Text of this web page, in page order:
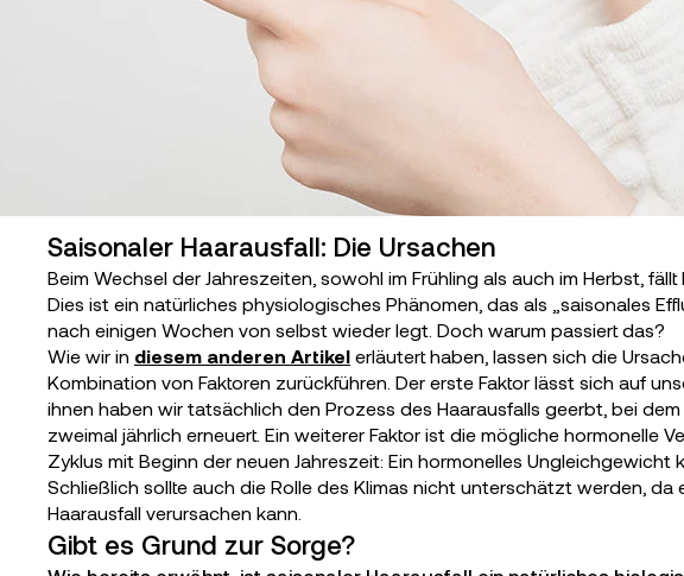
Saisonaler Haarausfall: Die Ursachen
Beim Wechsel der Jahreszeiten, sowohl im Frühling als auch im Herbst,
Dies ist ein natürliches physiologisches Phänomen, das als „saisonales
nach einigen Wochen von selbst wieder legt. Doch warum passiert das?
Wie wir in diesem anderen Artikel erläutert haben, lassen sich die
Kombination von Faktoren zurückführen. Der erste Faktor lässt sich auf
ihnen haben wir tatsächlich den Prozess des Haarausfalls geerbt, bei
zweimal jährlich erneuert. Ein weiterer Faktor ist die mögliche hormonelle
Zyklus mit Beginn der neuen Jahreszeit: Ein hormonelles Ungleichgewicht
Schließlich sollte auch die Rolle des Klimas nicht unterschätzt werden,
Haarausfall verursachen kann.
Gibt es Grund zur Sorge?